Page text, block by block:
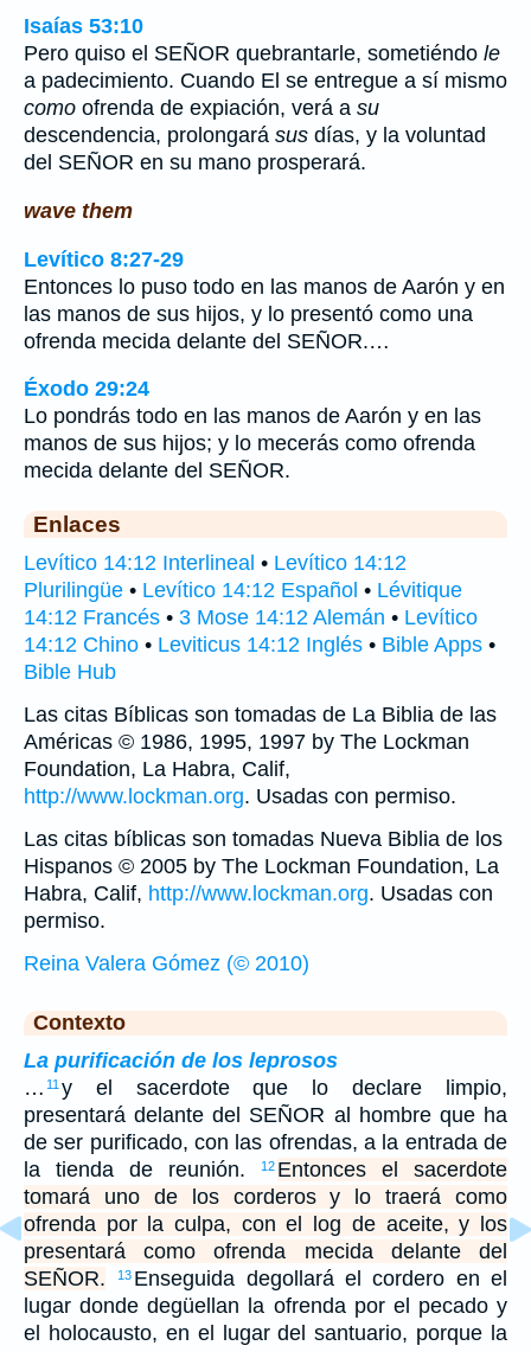
Isaías 53:10
Pero quiso el SEÑOR quebrantarle, sometiéndo le
a padecimiento. Cuando El se entregue a sí mismo
como ofrenda de expiación, verá a su
descendencia, prolongará sus días, y la voluntad
del SEÑOR en su mano prosperará.
wave them
Levítico 8:27-29
Entonces lo puso todo en las manos de Aarón y en
las manos de sus hijos, y lo presentó como una
ofrenda mecida delante del SEÑOR.…
Éxodo 29:24
Lo pondrás todo en las manos de Aarón y en las
manos de sus hijos; y lo mecerás como ofrenda
mecida delante del SEÑOR.
Enlaces
Levítico 14:12 Interlineal • Levítico 14:12
Plurilingüe • Levítico 14:12 Español • Lévitique
14:12 Francés • 3 Mose 14:12 Alemán • Levítico
14:12 Chino • Leviticus 14:12 Inglés • Bible Apps •
Bible Hub
Las citas Bíblicas son tomadas de La Biblia de las
Américas © 1986, 1995, 1997 by The Lockman
Foundation, La Habra, Calif,
http://www.lockman.org. Usadas con permiso.
Las citas bíblicas son tomadas Nueva Biblia de los
Hispanos © 2005 by The Lockman Foundation, La
Habra, Calif, http://www.lockman.org. Usadas con
permiso.
Reina Valera Gómez (© 2010)
Contexto
La purificación de los leprosos
… 11 y el sacerdote que lo declare limpio,
presentará delante del SEÑOR al hombre que ha
de ser purificado, con las ofrendas, a la entrada de
la tienda de reunión.
12 Entonces el sacerdote
tomará uno de los corderos y lo traerá como
ofrenda por la culpa, con el log de aceite, y los
presentará como ofrenda mecida delante del
SEÑOR.
13 Enseguida degollará el cordero en el
lugar donde degüellan la ofrenda por el pecado y
el holocausto, en el lugar del santuario, porque la